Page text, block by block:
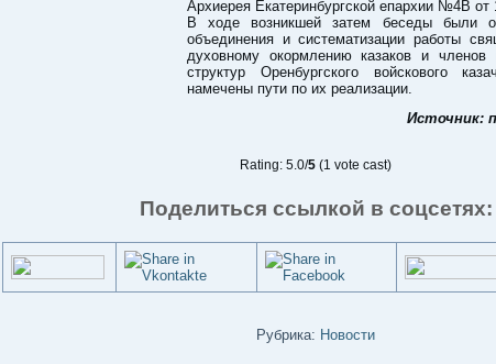
Архиерея Екатеринбургской епархии №4В от
В ходе возникшей затем беседы были
объединения и систематизации работы
духовному окормлению казаков и членов
структур Оренбургского войскового
намечены пути по их реализации.
Источник:
Rating: 5.0/5 (1 vote cast)
Поделиться ссылкой в соцсетях:
Рубрика: Новости